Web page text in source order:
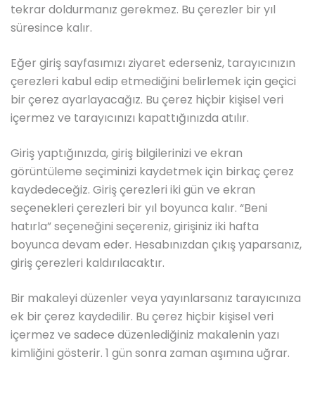
tekrar doldurmanız gerekmez. Bu çerezler bir yıl
süresince kalır.
Eğer giriş sayfasımızı ziyaret ederseniz, tarayıcınızın
çerezleri kabul edip etmediğini belirlemek için geçici
bir çerez ayarlayacağız. Bu çerez hiçbir kişisel veri
içermez ve tarayıcınızı kapattığınızda atılır.
Giriş yaptığınızda, giriş bilgilerinizi ve ekran
görüntüleme seçiminizi kaydetmek için birkaç çerez
kaydedeceğiz. Giriş çerezleri iki gün ve ekran
seçenekleri çerezleri bir yıl boyunca kalır. “Beni
hatırla” seçeneğini seçereniz, girişiniz iki hafta
boyunca devam eder. Hesabınızdan çıkış yaparsanız,
giriş çerezleri kaldırılacaktır.
Bir makaleyi düzenler veya yayınlarsanız tarayıcınıza
ek bir çerez kaydedilir. Bu çerez hiçbir kişisel veri
içermez ve sadece düzenlediğiniz makalenin yazı
kimliğini gösterir. 1 gün sonra zaman aşımına uğrar.